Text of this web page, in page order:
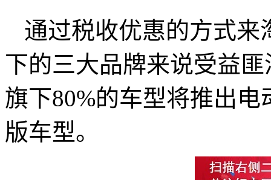
通过税收优惠的方式来
下的三大品牌来说受益
旗下80%的车型将推出
版车型。